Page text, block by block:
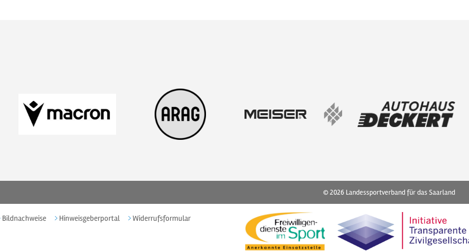
© 2026 Landessportverband für das Saarland
Bildnachweise Hinweisgeberportal Widerrufsformular